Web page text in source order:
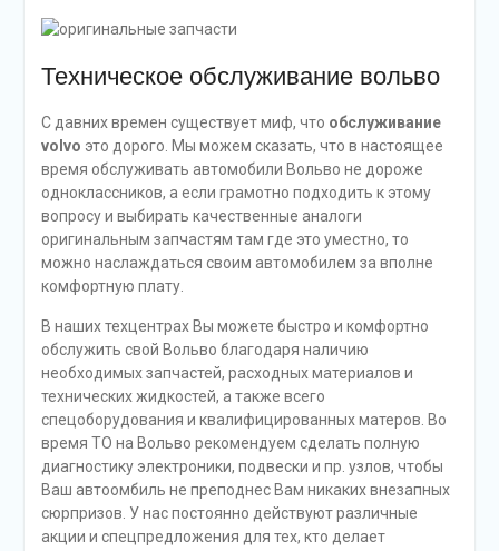
Техническое обслуживание вольво
С давних времен существует миф, что обслуживание
volvo это дорого. Мы можем сказать, что в настоящее
время обслуживать автомобили Вольво не дороже
одноклассников, а если грамотно подходить к этому
вопросу и выбирать качественные аналоги
оригинальным запчастям там где это уместно, то
можно наслаждаться своим автомобилем за вполне
комфортную плату.
В наших техцентрах Вы можете быстро и комфортно
обслужить свой Вольво благодаря наличию
необходимых запчастей, расходных материалов и
технических жидкостей, а также всего
спецоборудования и квалифицированных матеров. Во
время ТО на Вольво рекомендуем сделать полную
диагностику электроники, подвески и пр. узлов, чтобы
Ваш автоомбиль не преподнес Вам никаких внезапных
сюрпризов. У нас постоянно действуют различные
акции и спецпредложения для тех, кто делает